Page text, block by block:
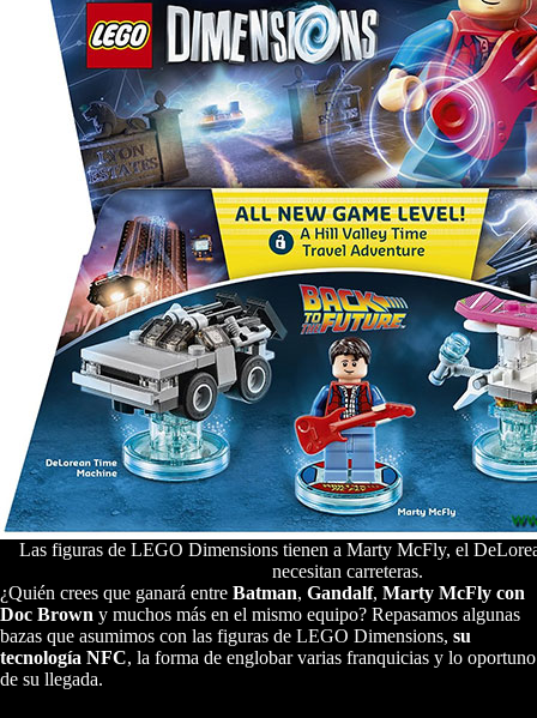
Las figuras de LEGO Dimensions tienen a Marty McFly, el
necesitan carreteras.
¿Quién crees que ganará entre Batman, Gandalf, Marty McFly con
Doc Brown y muchos más en el mismo equipo? Repasamos algunas
bazas que asumimos con las figuras de LEGO Dimensions, su
tecnología NFC, la forma de englobar varias franquicias y lo oportuno
de su llegada.